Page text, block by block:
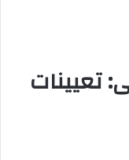
تعيينات